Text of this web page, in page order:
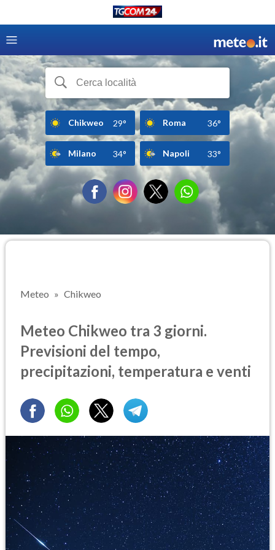
Chikweo 29° Roma 36°
Milano 34° Napoli 33°
Meteo Chikweo
Meteo Chikweo tra 3 giorni.
Previsioni del tempo,
precipitazioni, temperatura e venti